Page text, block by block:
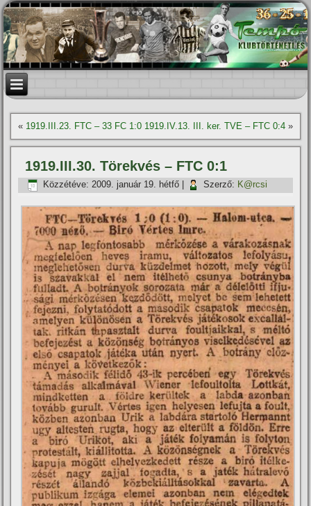
« 1919.III.23. FTC – 33 FC 1:0 1919.IV.13. III. ker. TVE – FTC 0:4»
1919.III.30. Törekvés – FTC 0:1
Közzétéve: 2009. január 19. hétfő Szerző: K@rcsi